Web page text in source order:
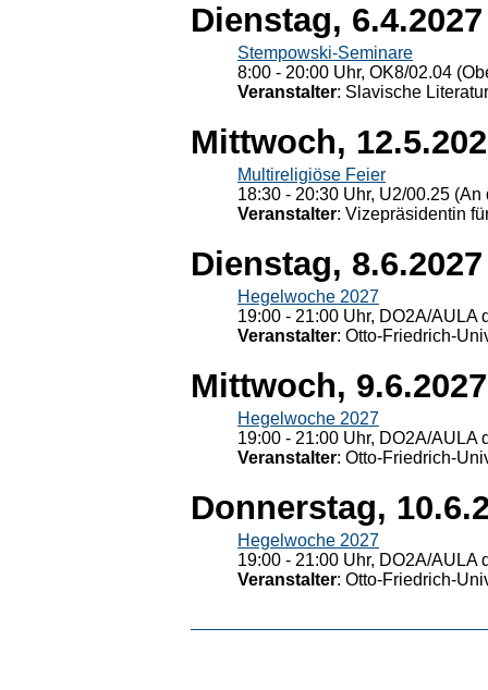
Dienstag, 6.4.2027
Stempowski-Seminare
8:00 - 20:00 Uhr, OK8/02.04
Veranstalter: Slavische
Mittwoch,
Multireligiöse Feier
18:30 - 20:30 Uhr, U2/00.25
Veranstalter: Vizepräsidentin
Dienstag, 8.6.2027
Hegelwoche 2027
19:00 - 21:00 Uhr, DO2A/
Veranstalter: Otto-Friedrich-
Mittwoch, 9.6.2027
Hegelwoche 2027
19:00 - 21:00 Uhr, DO2A/
Veranstalter: Otto-Friedrich-
Donnerstag,
Hegelwoche 2027
19:00 - 21:00 Uhr, DO2A/
Veranstalter: Otto-Friedrich-